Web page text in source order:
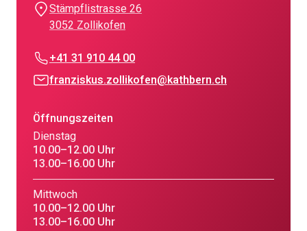
Stämpflistrasse 26
3052 Zollikofen
+41 31 910 44 00
franziskus.zollikofen@kathbern.ch
Öffnungszeiten
Dienstag
10.00–12.00 Uhr
13.00–16.00 Uhr
Mittwoch
10.00–12.00 Uhr
13.00–16.00 Uhr